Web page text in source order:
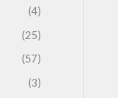
(4)
(25)
(57)
(3)